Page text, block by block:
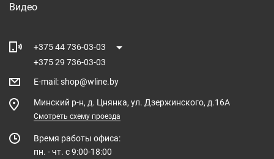
Видео
+375 44 736-03-03
+375 29 736-03-03
E-mail :shop@wline.by
Минский р-н, д. Цнянка, ул. Дзержинского, д.16А
Смотреть схему проезда
Время работы офиса:
пн. - чт. с 9:00-18:00